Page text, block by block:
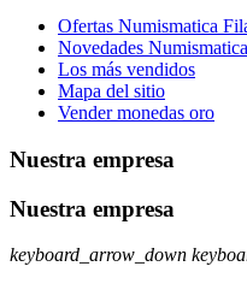
Ofertas Numismatica
Novedades
Los más vendidos
Mapa del sitio
Vender monedas oro
Nuestra empresa
Nuestra empresa
keyboard_arrow_down